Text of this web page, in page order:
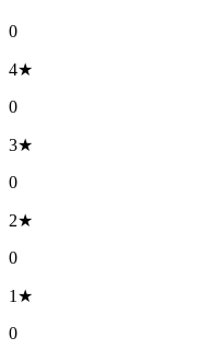
0
4★
0
3★
0
2★
0
1★
0